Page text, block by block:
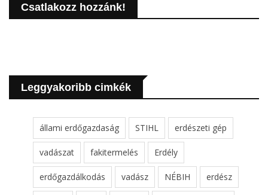
Csatlakozz hozzánk!
Leggyakoribb cimkék
állami erdőgazdaság STIHL erdészeti gép
vadászat fakitermelés Erdély
erdőgazdálkodás vadász NÉBIH erdész